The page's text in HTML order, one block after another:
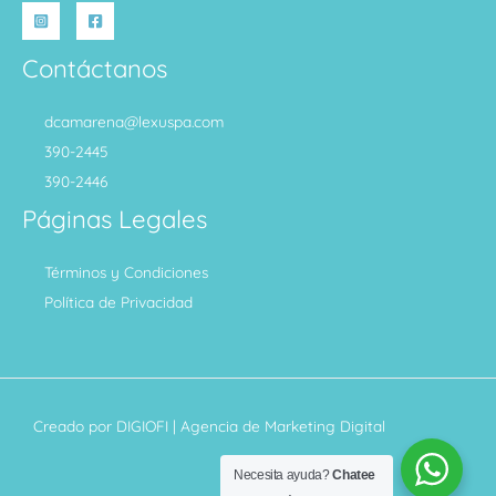
Contáctanos
dcamarena@lexuspa.com
390-2445
390-2446
Páginas Legales
Términos y Condiciones
Política de Privacidad
Creado por DIGIOFI | Agencia de Marketing Digital
Necesita ayuda?Chatee